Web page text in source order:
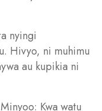
nyingi
Hivyo, ni muhimu
au kupikia ni
Kwa watu